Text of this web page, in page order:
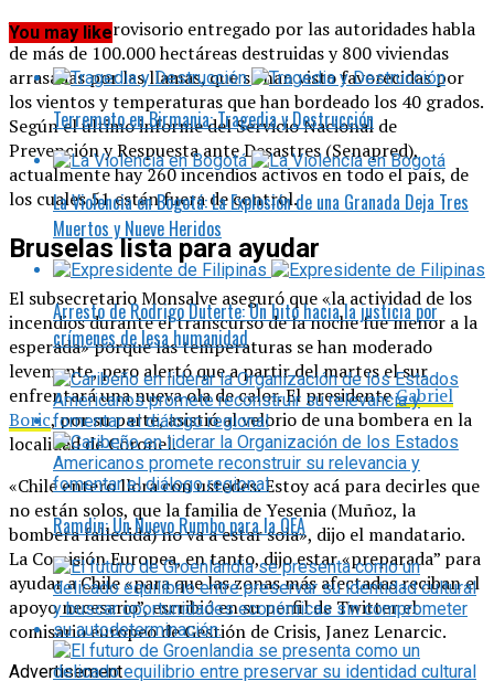
Un balance provisorio entregado por las autoridades habla
de más de 100.000 hectáreas destruidas y 800 viviendas
arrasadas por las llamas, que se han visto favorecidas por
los vientos y temperaturas que han bordeado los 40 grados.
Según el último informe del Servicio Nacional de
Prevención y Respuesta ante Desastres (Senapred),
actualmente hay 260 incendios activos en todo el país, de
los cuales 51 están fuera de control.
Bruselas lista para ayudar
El subsecretario Monsalve aseguró que «la actividad de los
incendios durante el transcurso de la noche fue menor a la
esperada» porque las temperaturas se han moderado
levemente, pero alertó que a partir del martes el sur
enfrentará una nueva ola de calor. El presidenteGabriel
Boric, por su parte, asistió al velorio de una bombera en la
localidad de Coronel.
«Chile entero llora con ustedes. Estoy acá para decirles que
no están solos, que la familia de Yesenia (Muñoz, la
bombera fallecida) no va a estar sola», dijo el mandatario.
La Comisión Europea, en tanto, dijo estar «preparada” para
ayudar a Chile «para que las zonas más afectadas reciban el
apoyo necesario”, escribió en su perfil de Twitter el
comisario europeo de Gestión de Crisis, Janez Lenarcic.
Advertisement
You may like
Terremoto en Birmania: Tragedia y Destrucción
La Violencia en Bogotá: La Explosión de una Granada Deja Tres
Muertos y Nueve Heridos
Arresto de Rodrigo Duterte: Un hito hacia la justicia por
crímenes de lesa humanidad
Ramdin: Un Nuevo Rumbo para la OEA